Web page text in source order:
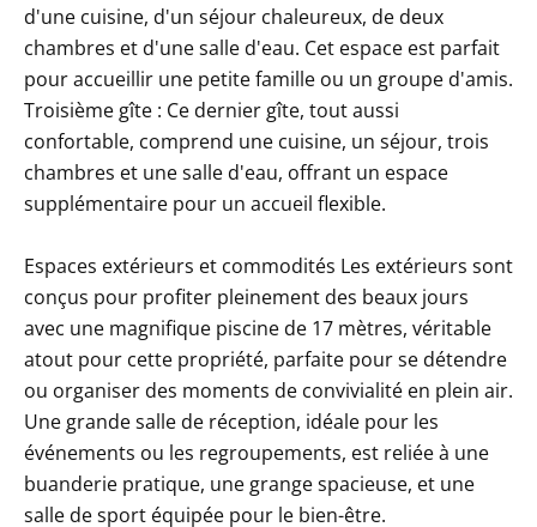
d'une cuisine, d'un séjour chaleureux, de deux
chambres et d'une salle d'eau. Cet espace est parfait
pour accueillir une petite famille ou un groupe d'amis.
Troisième gîte : Ce dernier gîte, tout aussi
confortable, comprend une cuisine, un séjour, trois
chambres et une salle d'eau, offrant un espace
supplémentaire pour un accueil flexible.
Espaces extérieurs et commodités Les extérieurs sont
conçus pour profiter pleinement des beaux jours
avec une magnifique piscine de 17 mètres, véritable
atout pour cette propriété, parfaite pour se détendre
ou organiser des moments de convivialité en plein air.
Une grande salle de réception, idéale pour les
événements ou les regroupements, est reliée à une
buanderie pratique, une grange spacieuse, et une
salle de sport équipée pour le bien-être.